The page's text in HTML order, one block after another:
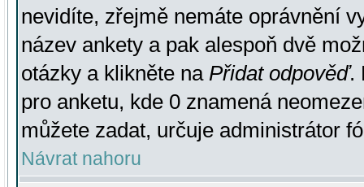
nevidíte, zřejmě nemáte oprávnění
název ankety a pak alespoň dvě
otázky a klikněte na Přidat odpověď.
pro anketu, kde 0 znamená
můžete zadat, určuje administrátor
Návrat nahoru